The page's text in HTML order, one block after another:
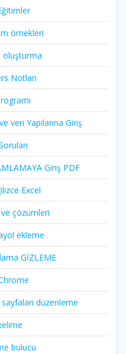
örnekleri
oluşturma
Notları
veri Yapılarına Giriş
Giriş PDF
Excel
ve çözümleri
ekleme
GİZLEME
düzenleme
bulucu